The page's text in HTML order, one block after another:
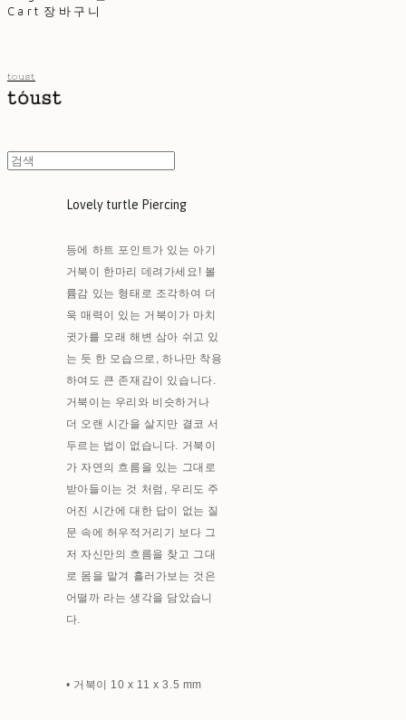
Cart 장바구니
toust
Lovely turtle Piercing
등에 하트 포인트가 있는 아기
거북이 한마리 데려가세요! 볼
륨감 있는 형태로 조각하여 더
욱 매력이 있는 거북이가 마치
귓가를 모래 해변 삼아 쉬고 있
는 듯 한 모습으로, 하나만 착용
하여도 큰 존재감이 있습니다.
거북이는 우리와 비슷하거나
더 오랜 시간을 살지만 결코 서
두르는 법이 없습니다. 거북이
가 자연의 흐름을 있는 그대로
받아들이는 것 처럼, 우리도 주
어진 시간에 대한 답이 없는 질
문 속에 허우적거리기 보다 그
저 자신만의 흐름을 찾고 그대
로 몸을 맡겨 흘러가보는 것은
어떨까 라는 생각을 담았습니
다.
• 거북이 10 x 11 x 3.5 mm